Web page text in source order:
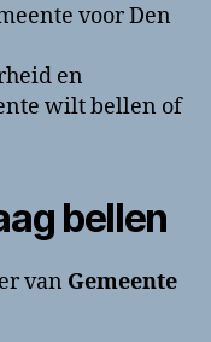
voor Den
en
wilt bellen of
bellen
van Gemeente